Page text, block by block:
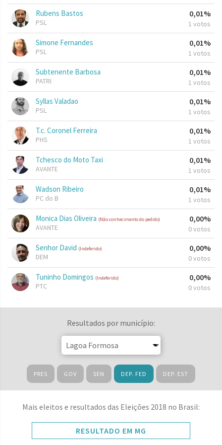
Rubens Bastos
PSL
0,01%
1 votos
Simone Fernandes
PSL
0,01%
1 votos
Subtenente Barbosa
PATRI
0,01%
1 votos
Syllas Valadao
PSL
0,01%
1 votos
T.c. Coronel Ferreira
PHS
0,01%
1 votos
Tchesco do Moto Taxi
AVANTE
0,01%
1 votos
Wadson Ribeiro
PC do B
0,01%
1 votos
Monica Dias Oliveira (Não conhecimento do pedido)
AVANTE
0,00%
0 votos
Senhor David (Indeferido)
DEM
0,00%
0 votos
Tuninho Domingos (Indeferido)
PTC
0,00%
0 votos
Resultados por município:
PRES GOV SEN DEP. FED DEP. EST
Mais eleitos e resultados das Eleições 2018 no Brasil:
RESULTADO EM MG